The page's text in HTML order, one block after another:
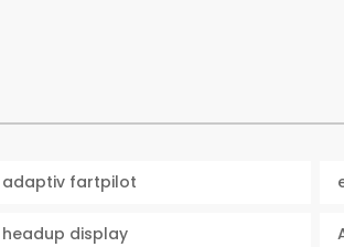
adaptiv fartpilot
headup display